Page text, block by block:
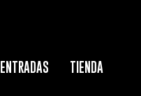
ENTRADAS TIENDA